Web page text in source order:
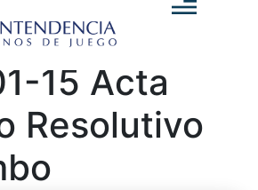
15 Acta
Resolutivo